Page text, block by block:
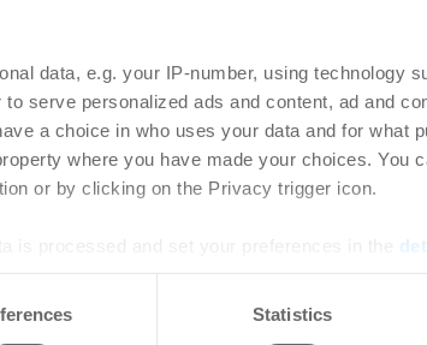
data, e.g. your IP-number, using technology
serve personalized ads and content, ad and
a choice in who uses your data and for what
where you have made your choices. You
or by clicking on the Privacy trigger icon.
ads, to provide social media features and to
Statistics
Leiter
nicht
kostenlosen